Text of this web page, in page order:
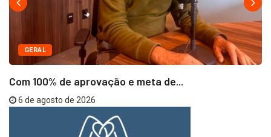
GERAL
Com 100% de aprovação e meta de...
6 de agosto de 2026